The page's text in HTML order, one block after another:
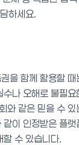
하세요.
을 함께 활용할
나 오해로 불필
와 같은 믿을 수
이 인정받은 플
할 수 있습니다.